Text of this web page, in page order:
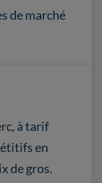
de marché
à tarif
en
de gros.